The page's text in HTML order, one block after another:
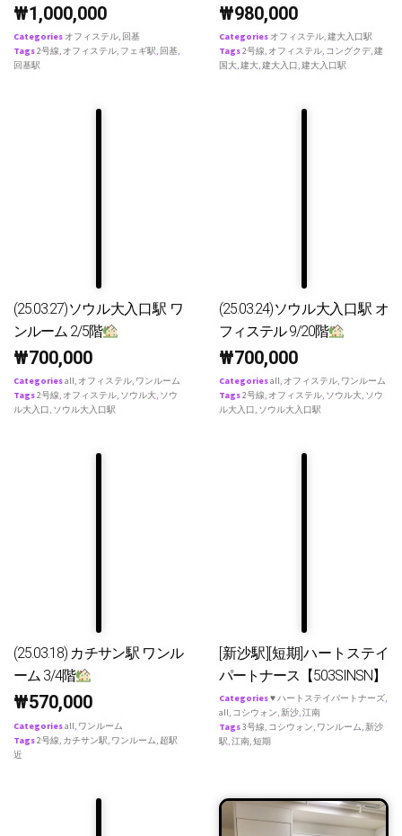
₩1,000,000
Categories オフィステル, 回基
Tags2号線, オフィステル, フェギ駅, 回基,
回基駅
₩980,000
Categories オフィステル,建大入口駅
Tags2号線, オフィステル, コングクデ,建
国大,建大,建大入口,建大入口駅
(25.03.27)ソウル大入口駅 ワ
ンルーム 2/5階
₩700,000
Categoriesall, オフィステル, ワンルーム
Tags2号線, オフィステル, ソウル大, ソウ
ル大入口, ソウル大入口駅
(25.03.24)ソウル大入口駅 オ
フィステル 9/20階
₩700,000
Categoriesall, オフィステル, ワンルーム
Tags2号線, オフィステル, ソウル大, ソウ
ル大入口, ソウル大入口駅
(25.03.18) カチサン駅 ワンル
ーム 3/4階
₩570,000
Categoriesall, ワンルーム
Tags2号線, カチサン駅, ワンルーム, 超駅
近
[新沙駅][短期]ハートステイ
パートナース【503SINSN】
Categories♥ ハートステイパートナーズ,
all, コシウォン,新沙,江南
Tags3号線, コシウォン, ワンルーム,新沙
駅,江南,短期